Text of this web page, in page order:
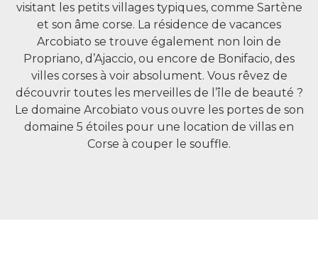
visitant les petits villages typiques, comme Sartène
et son âme corse. La résidence de vacances
Arcobiato se trouve également non loin de
Propriano, d’Ajaccio, ou encore de Bonifacio, des
villes corses à voir absolument. Vous rêvez de
découvrir toutes les merveilles de l’île de beauté ?
Le domaine Arcobiato vous ouvre les portes de son
domaine 5 étoiles pour une location de villas en
Corse à couper le souffle.